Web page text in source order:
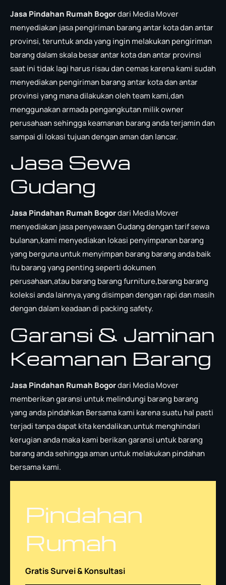
Jasa Pindahan Rumah Bogordari Media Mover
menyediakan jasa pengiriman barang antar kota dan antar
provinsi, teruntuk anda yang ingin melakukan pengiriman
barang dalam skala besar antar kota dan antar provinsi
saat ini tidak lagi harus risau dan cemas karena kami sudah
menyediakan pengiriman barang antar kota dan antar
provinsi yang mana dilakukan oleh team kami,dan
menggunakan armada pengangkutan milik owner
perusahaan sehingga keamanan barang anda terjamin dan
sampai di lokasi tujuan dengan aman dan lancar.
Jasa Sewa
Gudang
Jasa Pindahan Rumah Bogordari Media Mover
menyediakan jasa penyewaan Gudang dengan tarif sewa
bulanan,kami menyediakan lokasi penyimpanan barang
yang berguna untuk menyimpan barang barang anda baik
itu barang yang penting seperti dokumen
perusahaan,atau barang barang furniture,barang barang
koleksi anda lainnya,yang disimpan dengan rapi dan masih
dengan dalam keadaan di packing safety.
Garansi & Jaminan
Keamanan Barang
Jasa Pindahan Rumah Bogordari Media Mover
memberikan garansi untuk melindungi barang barang
yang anda pindahkan Bersama kami karena suatu hal pasti
terjadi tanpa dapat kita kendalikan,untuk menghindari
kerugian anda maka kami berikan garansi untuk barang
barang anda sehingga aman untuk melakukan pindahan
bersama kami.
Pindahan
Rumah
Gratis Survei & Konsultasi